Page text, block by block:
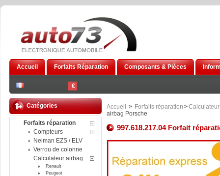
€
Accueil Forfaits Réparation Composants & Pièces
Catégories
Forfaits réparation
Compteurs
Neiman EZS / ELV
Verrou de colonne
Calculateur airbag
Renault
Peugeot
Accueil > Forfaits réparation >
airbag Porsche
997.618.217.04 Forfait